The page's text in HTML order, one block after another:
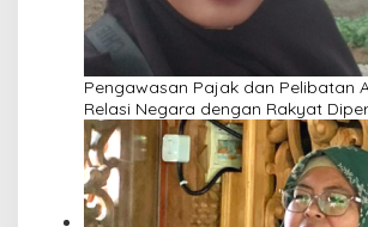
Pengawasan Pajak dan Pelibatan
Relasi Negara dengan Rakyat